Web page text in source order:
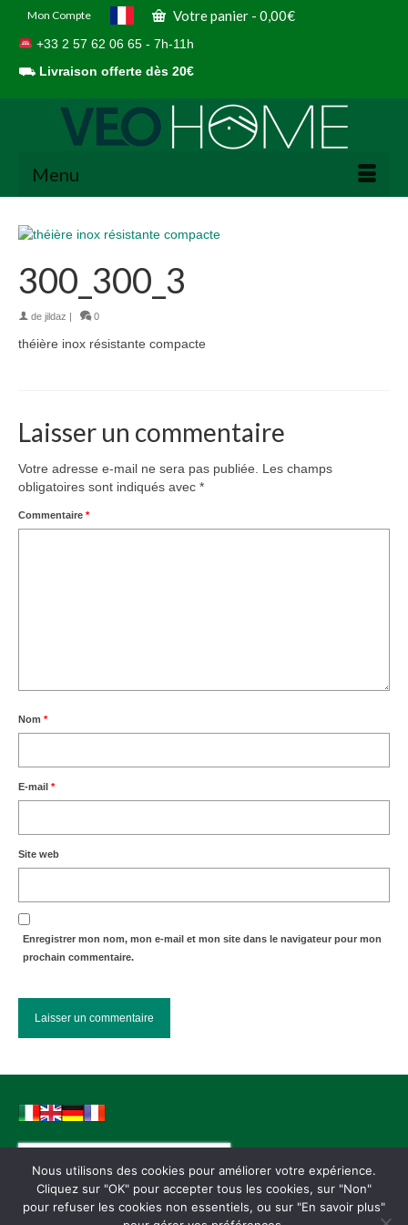
Mon Compte Votre panier - 0,00€
+33 2 57 62 06 65 - 7h-11h
⛟ Livraison offerte dès 20€
Menu
300_300_3
de jildaz 0
théière inox résistante compacte
Laisser un commentaire
Votre adresse e-mail ne sera pas publiée. Les champs
obligatoires sont indiqués avec *
Commentaire *
Nom *
E-mail *
Site web
Enregistrer mon nom, mon e-mail et mon site dans le navigateur pour mon
prochain commentaire.
Rechercher :
Mentions légales Ressources
Nous utilisons des cookies pour améliorer votre expérience.
Cliquez sur "OK" pour accepter tous les cookies, sur "Non"
pour refuser les cookies non essentiels, ou sur "En savoir plus"